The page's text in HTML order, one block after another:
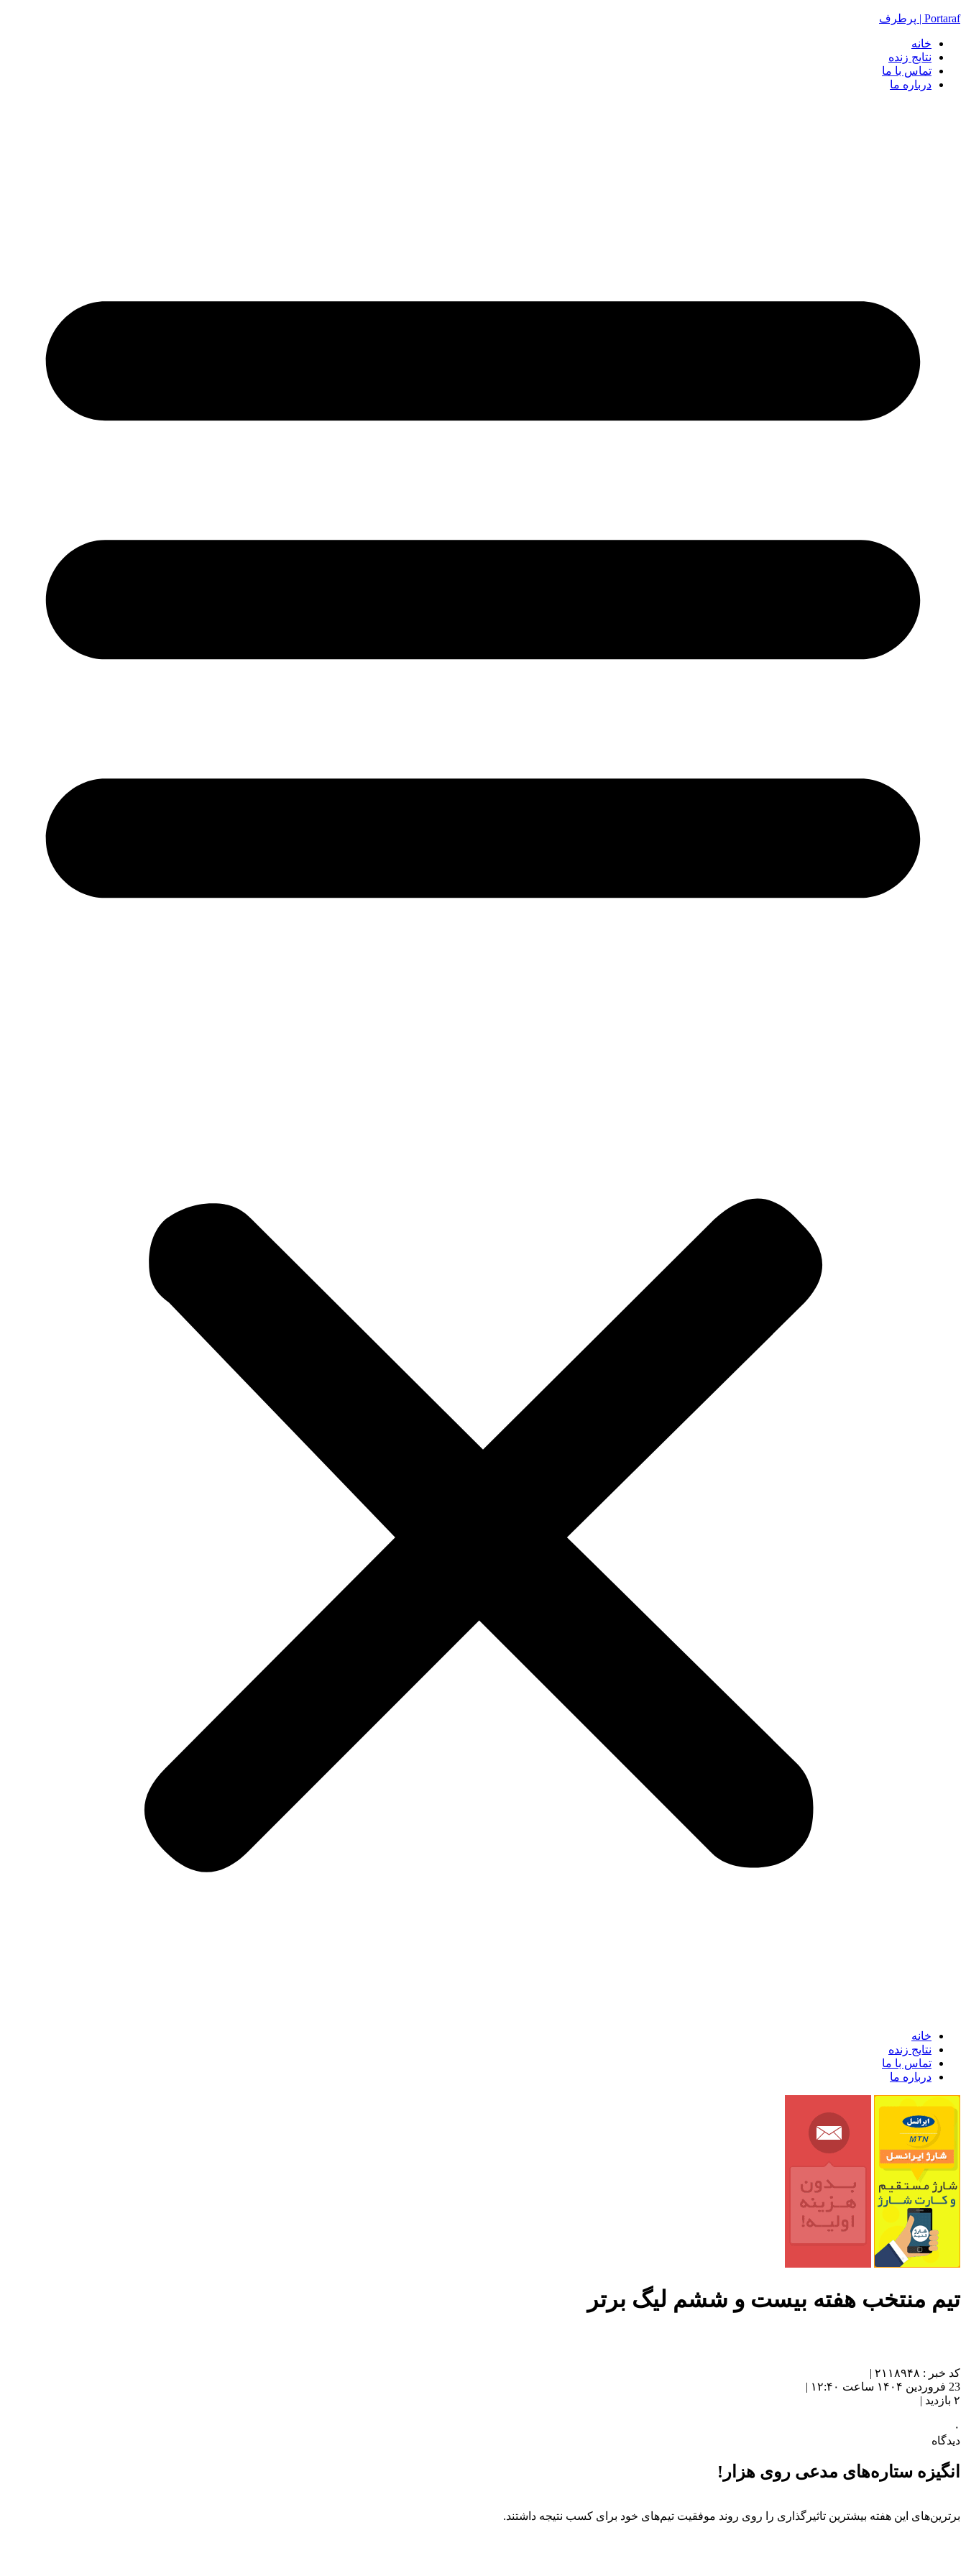
Portaraf | پرطرف
خانه
نتایج زنده
تماس با ما
درباره ما
خانه
نتایج زنده
تماس با ما
درباره ما
تیم منتخب هفته بیست و ششم لیگ برتر
کد خبر : ۲۱۱۸۹۴۸ |
23 فروردین ۱۴۰۴ ساعت ۱۲:۴۰ |
۲ بازدید |
۰
دیدگاه
انگیزه ستاره‌های مدعی روی هزار!
برترین‌های این هفته بیشترین تاثیرگذاری را روی روند موفقیت تیم‌های خود برای کسب نتیجه داشتند.